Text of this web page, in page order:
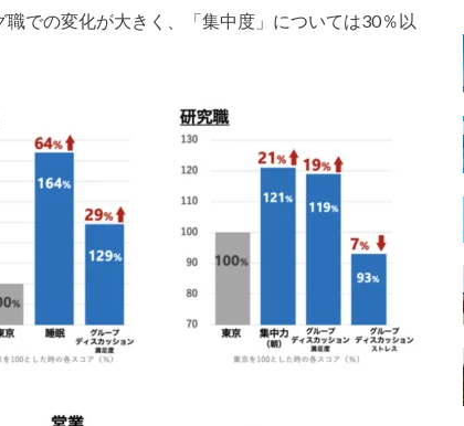
での変化が大きく、「集中度」については30％以